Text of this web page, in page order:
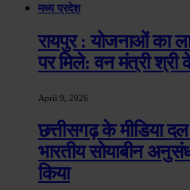
मध्य प्रदेश
रायपुर : योजनाओं का
पर मिले: वन मंत्री श्री
April 9, 2026
छत्तीसगढ़ के मीडिया
भारतीय सोयाबीन
किया